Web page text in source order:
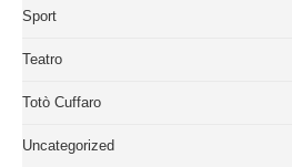
Sport
Teatro
Totò Cuffaro
Uncategorized